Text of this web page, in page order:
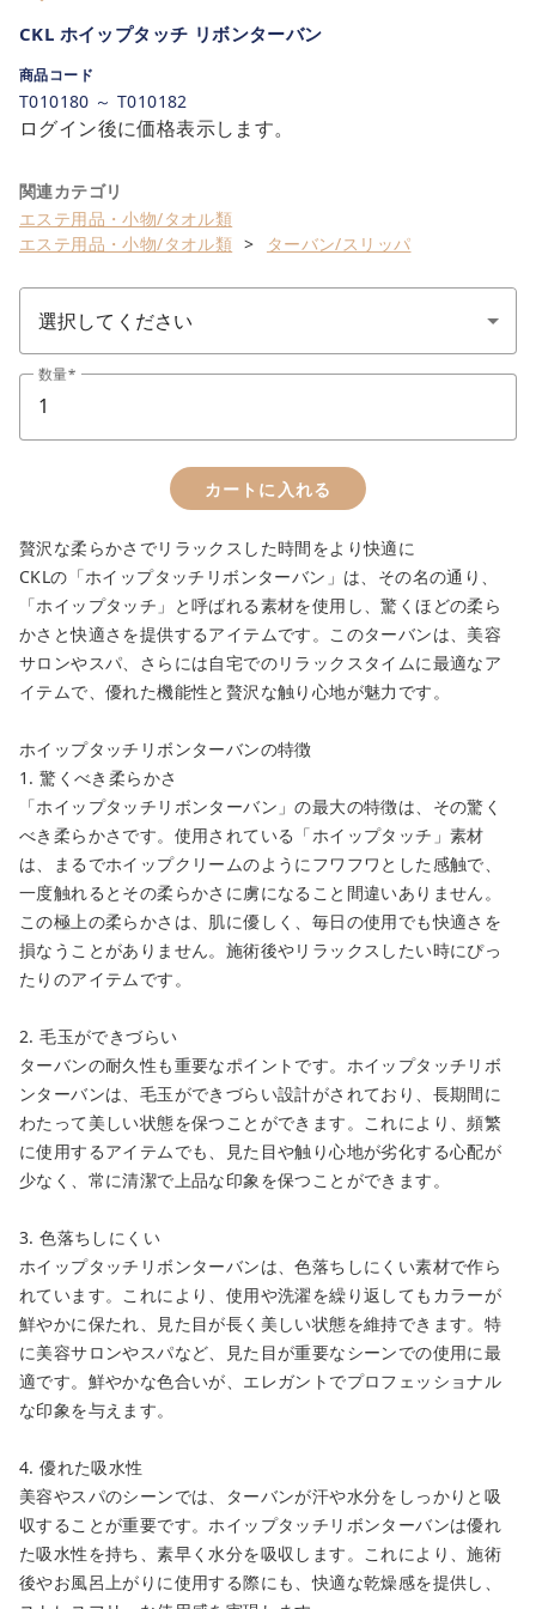
CKL ホイップタッチ リボンターバン
商品コード
T010180 ～ T010182
ログイン後に価格表示します。
関連カテゴリ
エステ用品・小物/タオル類
エステ用品・小物/タオル類
ターバン/スリッパ
数量
カートに入れる
close
カートに追加しました。
お買い物を続ける
贅沢な柔らかさでリラックスした時間をより快適に
CKLの「ホイップタッチリボンターバン」は、その名の通り、
「ホイップタッチ」と呼ばれる素材を使用し、驚くほどの柔ら
かさと快適さを提供するアイテムです。このターバンは、美容
サロンやスパ、さらには自宅でのリラックスタイムに最適なア
イテムで、優れた機能性と贅沢な触り心地が魅力です。
ホイップタッチリボンターバンの特徴
1. 驚くべき柔らかさ
「ホイップタッチリボンターバン」の最大の特徴は、その驚く
べき柔らかさです。使用されている「ホイップタッチ」素材
は、まるでホイップクリームのようにフワフワとした感触で、
一度触れるとその柔らかさに虜になること間違いありません。
この極上の柔らかさは、肌に優しく、毎日の使用でも快適さを
損なうことがありません。施術後やリラックスしたい時にぴっ
たりのアイテムです。
2. 毛玉ができづらい
ターバンの耐久性も重要なポイントです。ホイップタッチリボ
ンターバンは、毛玉ができづらい設計がされており、長期間に
わたって美しい状態を保つことができます。これにより、頻繁
に使用するアイテムでも、見た目や触り心地が劣化する心配が
少なく、常に清潔で上品な印象を保つことができます。
3. 色落ちしにくい
ホイップタッチリボンターバンは、色落ちしにくい素材で作ら
れています。これにより、使用や洗濯を繰り返してもカラーが
鮮やかに保たれ、見た目が長く美しい状態を維持できます。特
に美容サロンやスパなど、見た目が重要なシーンでの使用に最
適です。鮮やかな色合いが、エレガントでプロフェッショナル
な印象を与えます。
4. 優れた吸水性
美容やスパのシーンでは、ターバンが汗や水分をしっかりと吸
収することが重要です。ホイップタッチリボンターバンは優れ
た吸水性を持ち、素早く水分を吸収します。これにより、施術
後やお風呂上がりに使用する際にも、快適な乾燥感を提供し、